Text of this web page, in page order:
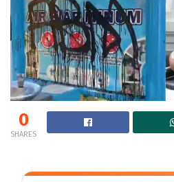
0
SHARES